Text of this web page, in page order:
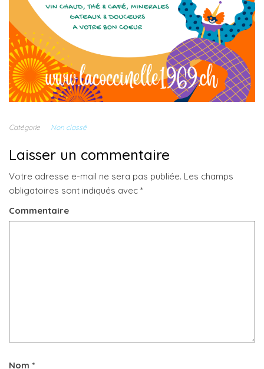
Catégorie Non classé
Laisser un commentaire
Votre adresse e-mail ne sera pas publiée. Les champs
obligatoires sont indiqués avec *
Commentaire
Nom *